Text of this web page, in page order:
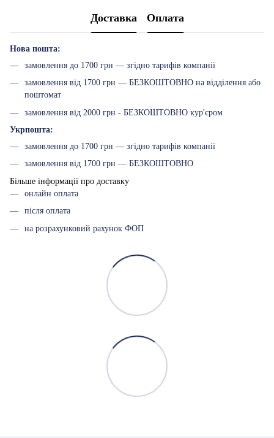
Доставка Оплата
Нова пошта:
замовлення до 1700 грн — згідно тарифів компанії
замовлення від 1700 грн — БЕЗКОШТОВНО на відділення або
поштомат
замовлення від 2000 грн - БЕЗКОШТОВНО кур'єром
Укрпошта:
замовлення до 1700 грн — згідно тарифів компанії
замовлення від 1700 грн — БЕЗКОШТОВНО
Більше інформації про доставку
онлайн оплата
після оплата
на розрахунковий рахунок ФОП